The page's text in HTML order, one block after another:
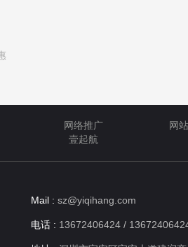
网络推广 网
壹起航
Mail : sz@yiqihang.com
电话 : 13672406424 /